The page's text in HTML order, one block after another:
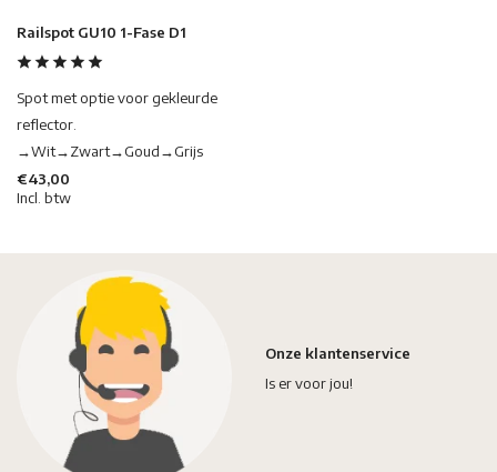
Railspot GU10 1-Fase D1
Spot met optie voor gekleurde
reflector.
→Wit→Zwart→Goud→Grijs
€43,00
Incl. btw
Onze klantenservice
Is er voor jou!